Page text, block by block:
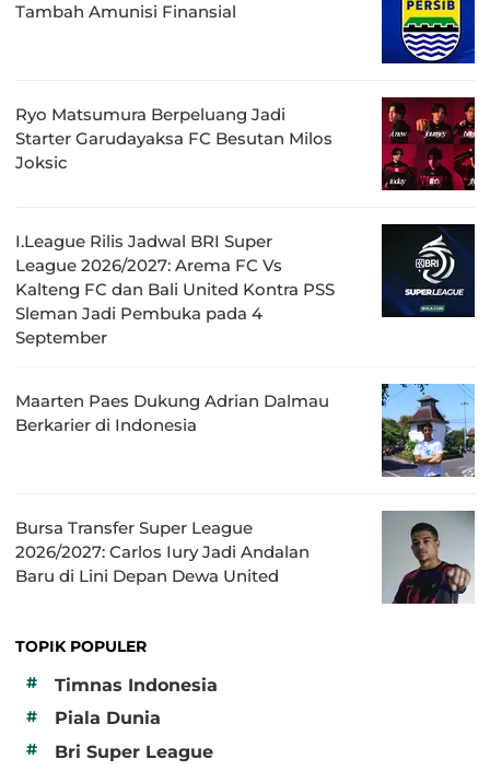
Tambah Amunisi Finansial
Ryo Matsumura Berpeluang Jadi
Starter Garudayaksa FC Besutan Milos
Joksic
I.League Rilis Jadwal BRI Super
League 2026/2027: Arema FC Vs
Kalteng FC dan Bali United Kontra PSS
Sleman Jadi Pembuka pada 4
September
Maarten Paes Dukung Adrian Dalmau
Berkarier di Indonesia
Bursa Transfer Super League
2026/2027: Carlos Iury Jadi Andalan
Baru di Lini Depan Dewa United
TOPIK POPULER
#
Timnas Indonesia
# Piala Dunia
# Bri Super League